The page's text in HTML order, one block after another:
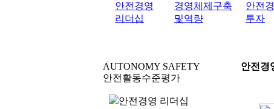
안전경영
리더십
경영체제구축
및역량
안전
투자
AUTONOMY SAFETY
안전활동수준평가
안전경영 리더십
안전경